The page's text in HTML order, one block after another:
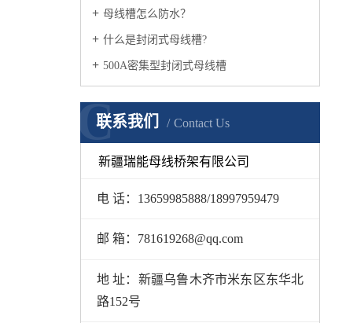
母线槽怎么防水？
什么是封闭式母线槽?
500A密集型封闭式母线槽
联系我们 Contact Us
C
新疆瑞能母线桥架有限公司
电 话：13659985888/18997959479
邮 箱：781619268@qq.com
地 址：新疆乌鲁木齐市米东区东华北
路152号